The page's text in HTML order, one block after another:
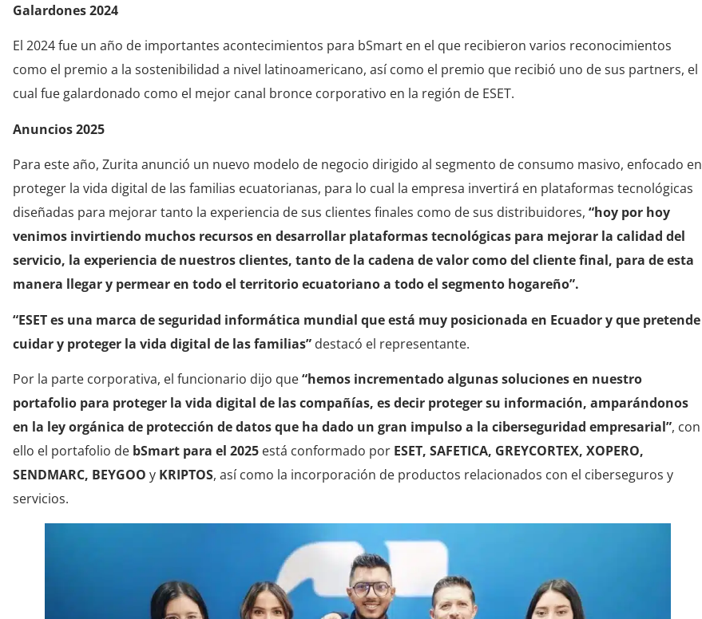
Galardones 2024
El 2024 fue un año de importantes acontecimientos para bSmart en el que recibieron varios reconocimientos
como el premio a la sostenibilidad a nivel latinoamericano, así como el premio que recibió uno de sus partners, el
cual fue galardonado como el mejor canal bronce corporativo en la región de ESET.
Anuncios 2025
Para este año, Zurita anunció un nuevo modelo de negocio dirigido al segmento de consumo masivo, enfocado en
proteger la vida digital de las familias ecuatorianas, para lo cual la empresa invertirá en plataformas tecnológicas
diseñadas para mejorar tanto la experiencia de sus clientes finales como de sus distribuidores,“hoy por hoy
venimos invirtiendo muchos recursos en desarrollar plataformas tecnológicas para mejorar la calidad del
servicio, la experiencia de nuestros clientes, tanto de la cadena de valor como del cliente final, para de esta
manera llegar y permear en todo el territorio ecuatoriano a todo el segmento hogareño”.
“ESET es una marca de seguridad informática mundial que está muy posicionada en Ecuador y que pretende
cuidar y proteger la vida digital de las familias” destacó el representante.
Por la parte corporativa, el funcionario dijo que“hemos incrementado algunas soluciones en nuestro
portafolio para proteger la vida digital de las compañías, es decir proteger su información, amparándonos
en la ley orgánica de protección de datos que ha dado un gran impulso a la ciberseguridad empresarial”, con
ello el portafolio de bSmart para el 2025 está conformado por ESET, SAFETICA, GREYCORTEX, XOPERO,
SENDMARC, BEYGOO y KRIPTOS, así como la incorporación de productos relacionados con el ciberseguros y
servicios.